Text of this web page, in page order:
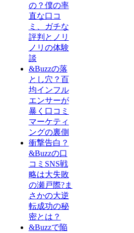
の？僕の率
直な口コ
ミ、ガチな
評判とノリ
ノリの体験
談
&Buzzの落
とし穴？百
均インフル
エンサーが
暴く口コミ
マーケティ
ングの裏側
衝撃告白？
&Buzzの口
コミSNS戦
略は大失敗
の瀬戸際?ま
さかの大逆
転成功の秘
密とは？
&Buzzで陥